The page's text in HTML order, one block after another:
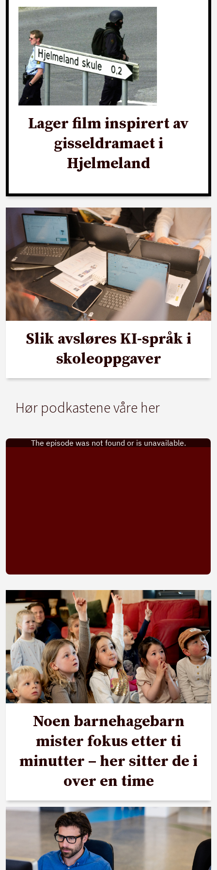
Lager film inspirert av
gisseldramaet i
Hjelmeland
Slik avsløres KI-språk i
skoleoppgaver
Hør podkastene våre her
Noen barnehagebarn
mister fokus etter ti
minutter – her sitter de i
over en time